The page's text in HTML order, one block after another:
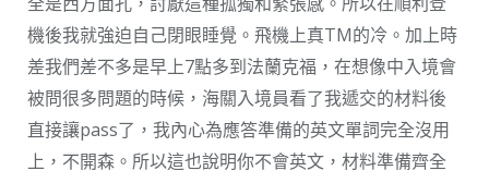
機後我就強迫自己閉眼睡覺。飛機上真TM的冷。加上時
差我們差不多是早上7點多到法蘭克福，在想像中入境會
被問很多問題的時候，海關入境員看了我遞交的材料後
直接讓pass了，我內心為應答準備的英文單詞完全沒用
上，不開森。所以這也說明你不會英文，材料準備齊全